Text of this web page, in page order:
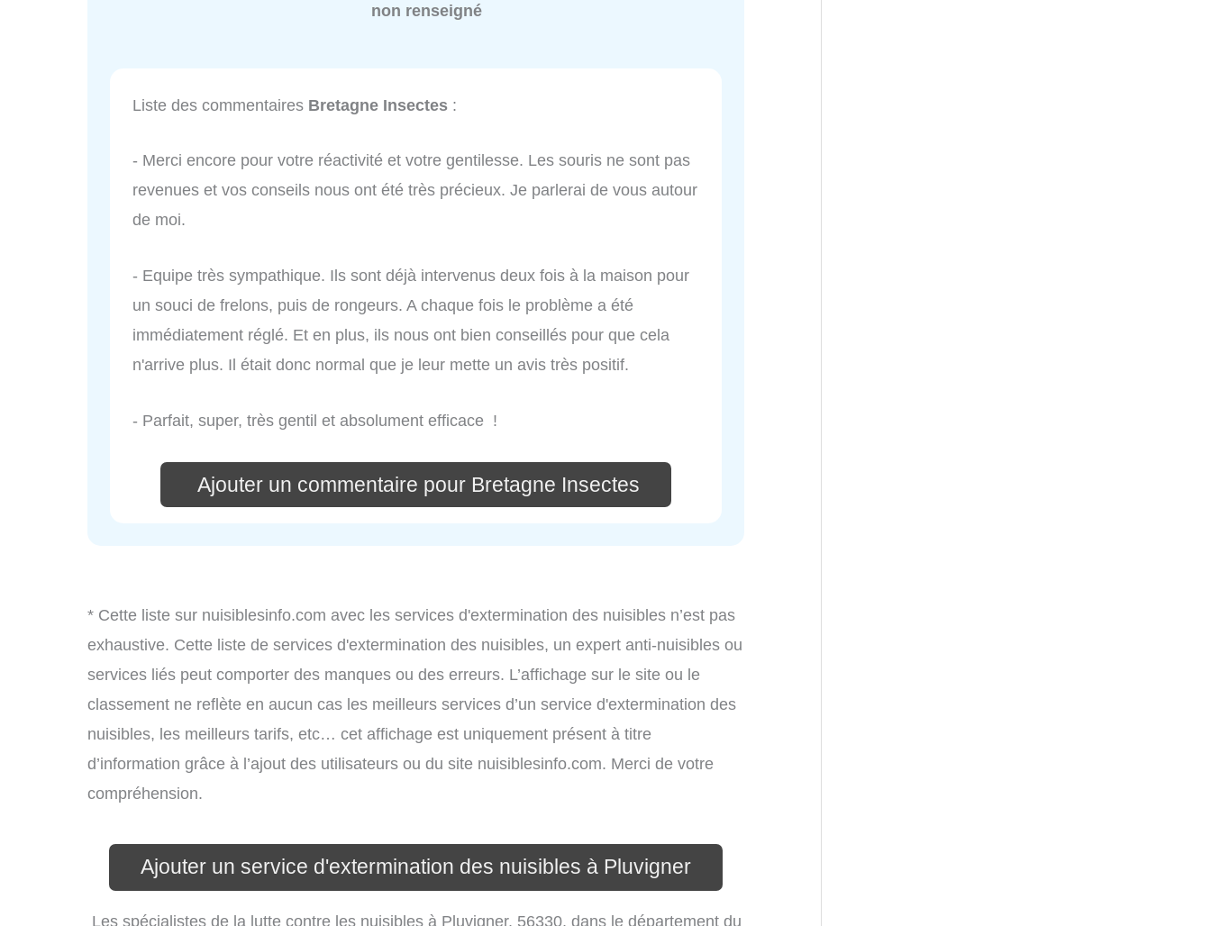
non renseigné
Liste des commentaires Bretagne Insectes :
- Merci encore pour votre réactivité et votre gentilesse. Les souris ne sont pas
revenues et vos conseils nous ont été très précieux. Je parlerai de vous autour
de moi.
- Equipe très sympathique. Ils sont déjà intervenus deux fois à la maison pour
un souci de frelons, puis de rongeurs. A chaque fois le problème a été
immédiatement réglé. Et en plus, ils nous ont bien conseillés pour que cela
n'arrive plus. Il était donc normal que je leur mette un avis très positif.
- Parfait, super, très gentil et absolument efficace !
Ajouter un commentaire pour Bretagne Insectes
* Cette liste sur nuisiblesinfo.com avec les services d'extermination des nuisibles n’est pas
exhaustive. Cette liste de services d'extermination des nuisibles, un expert anti-nuisibles ou
services liés peut comporter des manques ou des erreurs. L’affichage sur le site ou le
classement ne reflète en aucun cas les meilleurs services d’un service d'extermination des
nuisibles, les meilleurs tarifs, etc… cet affichage est uniquement présent à titre
d’information grâce à l’ajout des utilisateurs ou du site nuisiblesinfo.com. Merci de votre
compréhension.
Ajouter un service d'extermination des nuisibles à Pluvigner
Les spécialistes de la lutte contre les nuisibles à Pluvigner, 56330, dans le département du